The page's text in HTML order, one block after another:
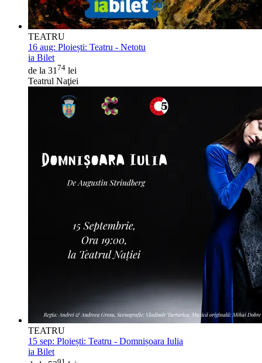
TEATRU
16 aug: Ploiești: Teatru - Netotu
ia Bilet
de la 31 74 lei
Teatrul Naţiei
TEATRU
15 sep: Ploiești: Teatru - Domnișoara Iulia
ia Bilet